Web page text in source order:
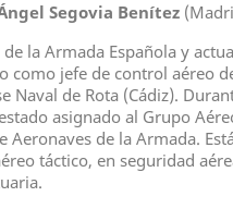
Segovia Benítez
de la Armada Española y
como jefe de control aéreo
Naval de Rota (Cádiz).
asignado al Grupo
Aeronaves de la Armada.
táctico, en seguridad